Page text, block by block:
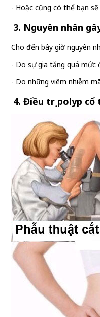
- Hoặc cũng có thể bạn
3. Nguyên nhân
Cho đến bây giờ nguyên
- Do sự gia tăng quá mức
- Do những viêm nhiễm
4. Điều trị polyp cổ